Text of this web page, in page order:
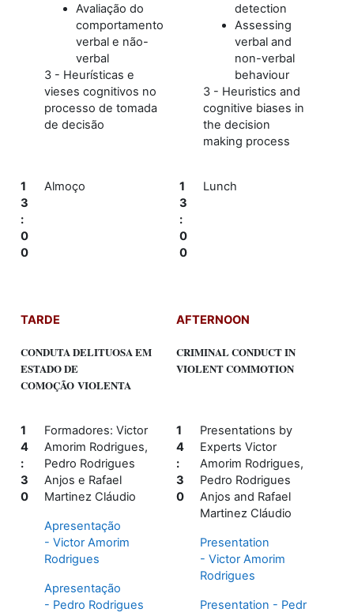
Avaliação do
comportamento
verbal e não-
verbal
3 - Heurísticas e
vieses cognitivos no
processo de tomada
de decisão
detection
Assessing
verbal and
non-verbal
behaviour
3 - Heuristics and
cognitive biases in
the decision
making process
1
3
:
0
0
Almoço
1
3
:
0
0
Lunch
TARDE AFTERNOON
CONDUTA DELITUOSA EM
ESTADO DE
COMOÇÃO VIOLENTA
CRIMINAL CONDUCT IN
VIOLENT COMMOTION
1
4
:
3
0
Formadores: Victor
Amorim Rodrigues,
Pedro Rodrigues
Anjos e Rafael
Martinez Cláudio
Apresentação
- Victor Amorim
Rodrigues
Apresentação
- Pedro Rodrigues
1
4
:
3
0
Presentations by
Experts Victor
Amorim Rodrigues,
Pedro Rodrigues
Anjos and Rafael
Martinez Cláudio
Presentation
- Victor Amorim
Rodrigues
Presentation - Pedr